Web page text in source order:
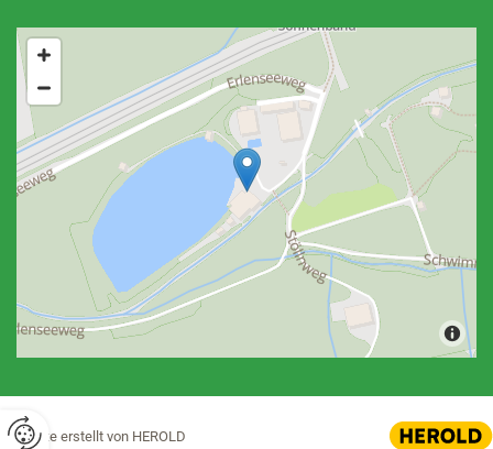
Website erstellt von HEROLD